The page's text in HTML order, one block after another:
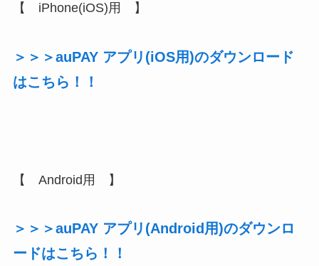
【 iPhone(iOS)用 】
＞＞＞auPAY アプリ(iOS用)のダウンロード
はこちら！！
【 Android用 】
＞＞＞auPAY アプリ(Android用)のダウンロ
ードはこちら！！